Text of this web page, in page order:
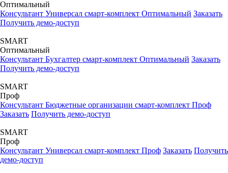
Оптимальный
Консультант Универсал смарт-комплект Оптимальный Заказать
Получить демо-доступ
SMART
Оптимальный
Консультант Бухгалтер смарт-комплект Оптимальный Заказать
Получить демо-доступ
SMART
Проф
Консультант Бюджетные организации смарт-комплект Проф
Заказать Получить демо-доступ
SMART
Проф
Консультант Универсал смарт-комплект Проф Заказать Получить
демо-доступ